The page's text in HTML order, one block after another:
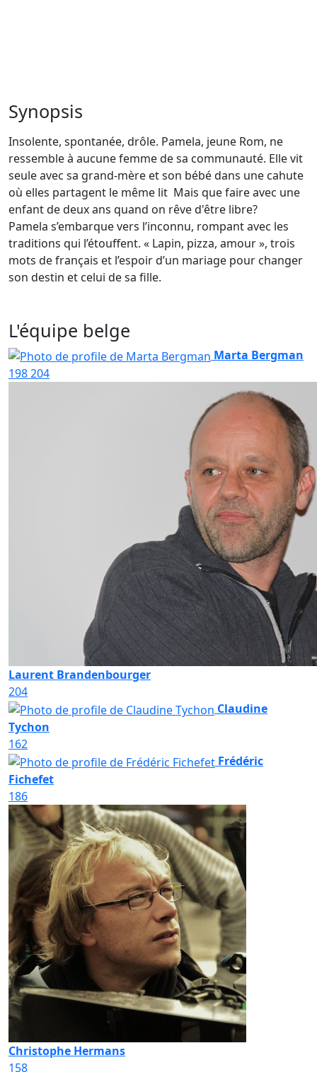
Synopsis
Insolente, spontanée, drôle. Pamela, jeune Rom, ne
ressemble à aucune femme de sa communauté. Elle vit
seule avec sa grand-mère et son bébé dans une cahute
où elles partagent le même lit Mais que faire avec une
enfant de deux ans quand on rêve d'être libre?
Pamela s’embarque vers l’inconnu, rompant avec les
traditions qui l’étouffent. « Lapin, pizza, amour », trois
mots de français et l’espoir d’un mariage pour changer
son destin et celui de sa fille.
L'équipe belge
Marta Bergman
198204
Laurent Brandenbourger
204
Claudine
Tychon
162
Frédéric
Fichefet
186
Christophe Hermans
158